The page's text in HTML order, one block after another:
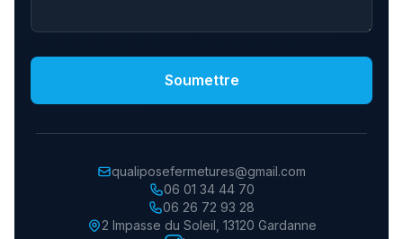
Soumettre
qualiposefermetures@gmail.com
06 01 34 44 70
06 26 72 93 28
2 Impasse du Soleil 13120 Gardanne